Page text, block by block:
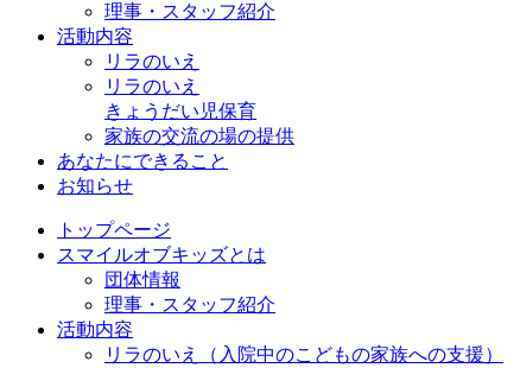
理事・スタッフ紹介
活動内容
リラのいえ
リラのいえ
きょうだい児保育
家族の交流の場の提供
あなたにできること
お知らせ
トップページ
スマイルオブキッズとは
団体情報
理事・スタッフ紹介
活動内容
リラのいえ
（入院中のこどもの家族への支援）